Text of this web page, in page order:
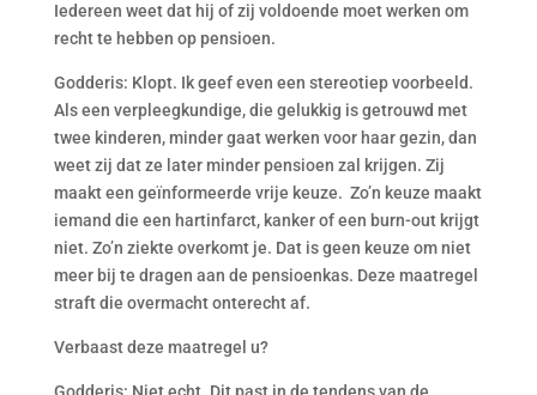
Iedereen weet dat hij of zij voldoende moet werken om
recht te hebben op pensioen.
Godderis: Klopt. Ik geef even een stereotiep voorbeeld.
Als een verpleegkundige, die gelukkig is getrouwd met
twee kinderen, minder gaat werken voor haar gezin, dan
weet zij dat ze later minder pensioen zal krijgen. Zij
maakt een geïnformeerde vrije keuze. Zo’n keuze maakt
iemand die een hartinfarct, kanker of een burn-out krijgt
niet. Zo’n ziekte overkomt je. Dat is geen keuze om niet
meer bij te dragen aan de pensioenkas. Deze maatregel
straft die overmacht onterecht af.
Verbaast deze maatregel u?